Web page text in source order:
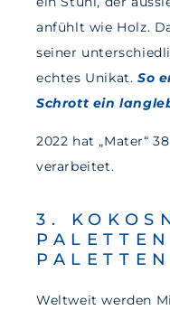
anfühlt wie Holz.
seiner
echtes Unikat. So
Schrott ein
2022 hat „Mater“
verarbeitet.
3.
PALETTEN
Weltweit werden